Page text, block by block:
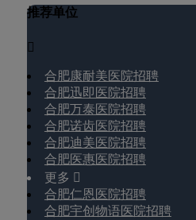
推荐单位

合肥康耐美医院招聘
合肥迅即医院招聘
合肥万泰医院招聘
合肥诺齿医院招聘
合肥迪美医院招聘
合肥医惠医院招聘
更多 
合肥仁恩医院招聘
合肥宇创物语医院招聘